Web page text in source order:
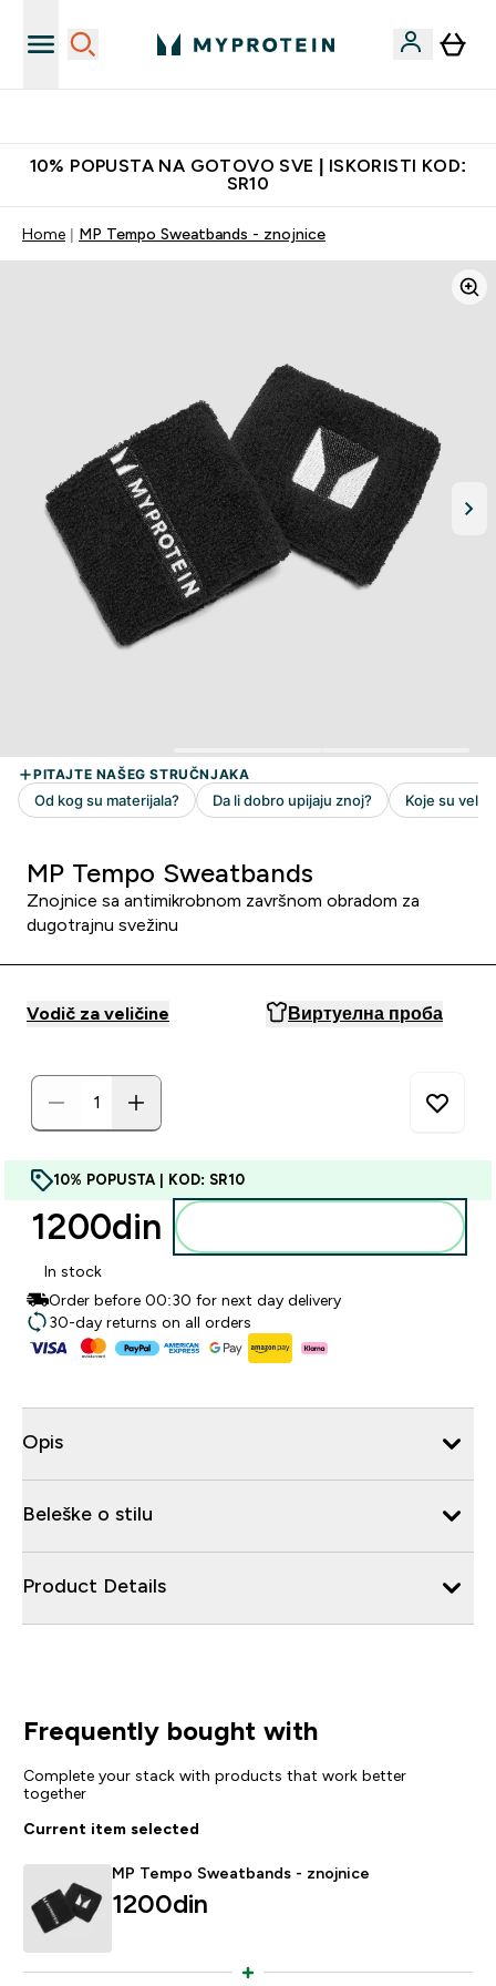
10% POPUSTA NA GOTOVO SVE | ISKORISTI KOD:
SR10
Home MP Tempo Sweatbands - znojnice
MP Tempo Sweatbands
Znojnice sa antimikrobnom završnom obradom za
dugotrajnu svežinu
Vodič za veličine Виртуелна проба
10% POPUSTA | KOD: SR10
1200din‎
In stock
Order before 00:30 for next day delivery
30-day returns on all orders
Opis
Beleške o stilu
Product Details
Frequently bought with
Complete your stack with products that work better
together
Current item selected
MP Tempo Sweatbands - znojnice
1200din‎